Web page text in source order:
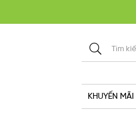
KHUYẾN MÃI